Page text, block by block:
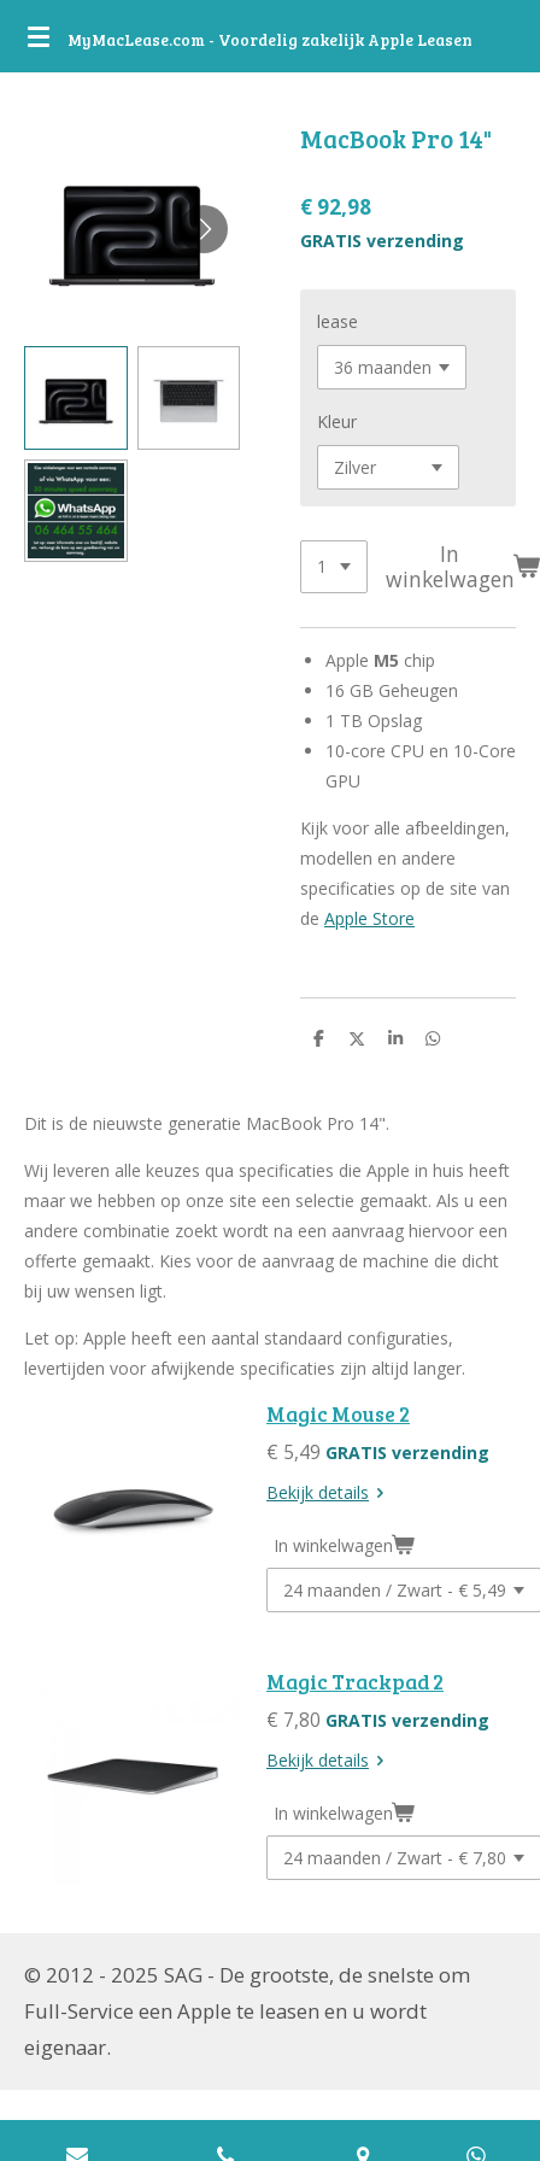
Ga
MyMacLease.com - Voordelig zakelijk Apple Leasen
MacBook Pro 14"
€ 92,98
GRATIS verzending
lease
Kleur
In
winkelwagen
Apple M5 chip
16 GB Geheugen
1 TB Opslag
10-core CPU en 10-Core
GPU
Kijk voor alle afbeeldingen,
modellen en andere
specificaties op de site van
de Apple Store
D
D
S
D
Dit is de nieuwste generatie MacBook Pro 14".
Wij leveren alle keuzes qua specificaties die Apple in huis heeft
maar we hebben op onze site een selectie gemaakt. Als u een
andere combinatie zoekt wordt na een aanvraag hiervoor een
offerte gemaakt. Kies voor de aanvraag de machine die dicht
bij uw wensen ligt.
Let op: Apple heeft een aantal standaard configuraties,
levertijden voor afwijkende specificaties zijn altijd langer.
Magic Mouse 2
€ 5,49 GRATIS verzending
Bekijk details
In winkelwagen
Magic Trackpad 2
€ 7,80 GRATIS verzending
Bekijk details
In winkelwagen
© 2012 - 2025 SAG - De grootste, de snelste om
Full-Service een Apple te leasen en u wordt
eigenaar.